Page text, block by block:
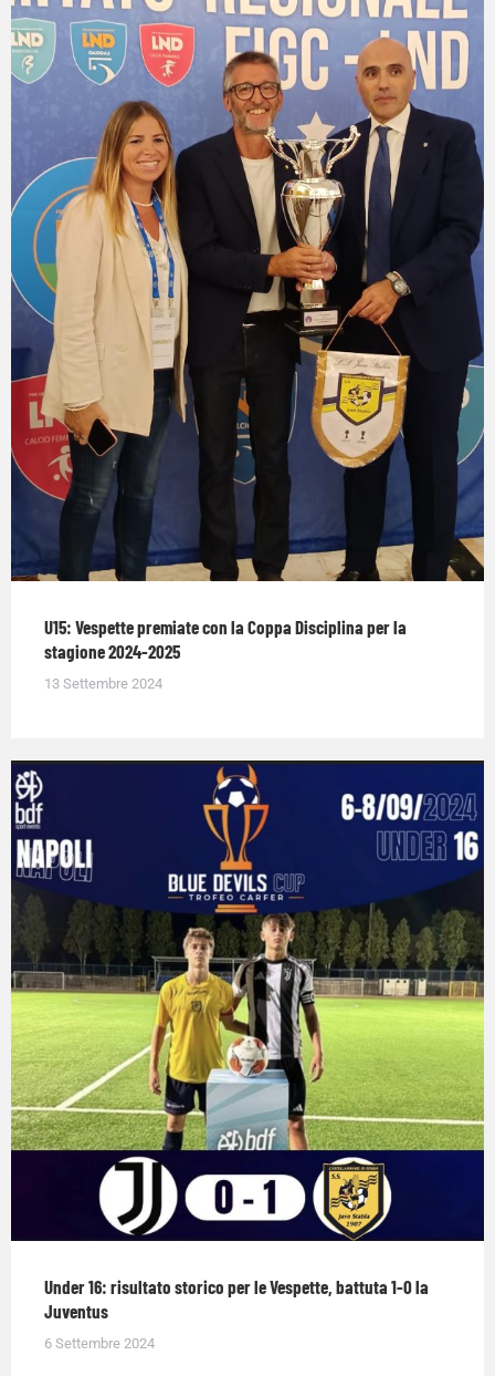
U15: Vespette premiate con la Coppa Disciplina per la
stagione 2024-2025
13 Settembre 2024
Under 16: risultato storico per le Vespette, battuta 1-0 la
Juventus
6 Settembre 2024